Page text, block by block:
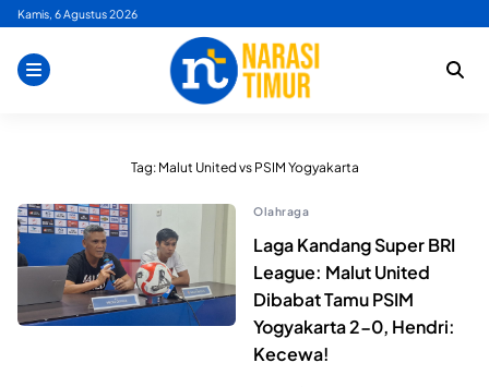
Skip
content
Kamis, 6 Agustus 2026
Tag: Malut United vs PSIM Yogyakarta
Olahraga
Laga Kandang Super BRI
League: Malut United
Dibabat Tamu PSIM
Yogyakarta 2-0, Hendri:
Kecewa!